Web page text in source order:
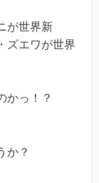
が世界新
ズエワが世界
かっ！？
か？